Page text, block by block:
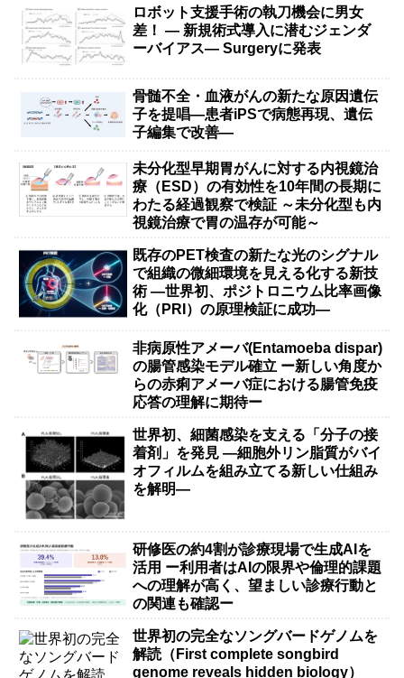
ロボット支援手術の執刀機会に男女
差！ — 新規術式導入に潜むジェンダ
ーバイアス— Surgeryに発表
骨髄不全・血液がんの新たな原因遺伝
子を提唱―患者iPSで病態再現、遺伝
子編集で改善―
未分化型早期胃がんに対する内視鏡治
療（ESD）の有効性を10年間の長期に
わたる経過観察で検証 ～未分化型も内
視鏡治療で胃の温存が可能～
既存のPET検査の新たな光のシグナル
で組織の微細環境を見える化する新技
術 ―世界初、ポジトロニウム比率画像
化（PRI）の原理検証に成功―
非病原性アメーバ(Entamoeba dispar)
の腸管感染モデル確立 ー新しい角度か
らの赤痢アメーバ症における腸管免疫
応答の理解に期待ー
世界初、細菌感染を支える「分子の接
着剤」を発見 ―細胞外リン脂質がバイ
オフィルムを組み立てる新しい仕組み
を解明―
研修医の約4割が診療現場で生成AIを
活用 ー利用者はAIの限界や倫理的課題
への理解が高く、望ましい診療行動と
の関連も確認ー
世界初の完全なソングバードゲノムを
解読（First complete songbird
genome reveals hidden biology）